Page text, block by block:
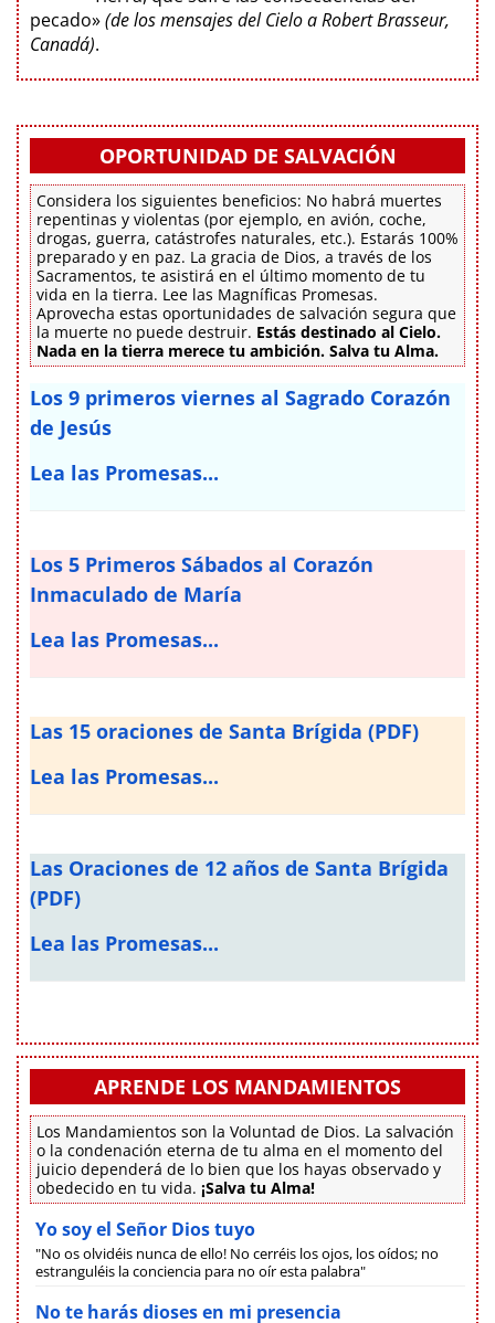
pecado»(de los mensajes del Cielo a Robert Brasseur,
Canadá).
OPORTUNIDAD DE SALVACIÓN
Considera los siguientes beneficios: No habrá muertes
repentinas y violentas (por ejemplo, en avión, coche,
drogas, guerra, catástrofes naturales, etc.). Estarás 100%
preparado y en paz. La gracia de Dios, a través de los
Sacramentos, te asistirá en el último momento de tu
vida en la tierra. Lee las Magníficas Promesas.
Aprovecha estas oportunidades de salvación segura que
la muerte no puede destruir. Estás destinado al Cielo.
Nada en la tierra merece tu ambición. Salva tu Alma.
Los 9 primeros viernes al Sagrado Corazón
de Jesús
Lea las Promesas...
Los 5 Primeros Sábados al Corazón
Inmaculado de María
Lea las Promesas...
Las 15 oraciones de Santa Brígida (PDF)
Lea las Promesas...
Las Oraciones de 12 años de Santa Brígida
(PDF)
Lea las Promesas...
APRENDE LOS MANDAMIENTOS
Los Mandamientos son la Voluntad de Dios. La salvación
o la condenación eterna de tu alma en el momento del
juicio dependerá de lo bien que los hayas observado y
obedecido en tu vida. ¡Salva tu Alma!
Yo soy el Señor Dios tuyo
"No os olvidéis nunca de ello! No cerréis los ojos, los oídos; no
estranguléis la conciencia para no oír esta palabra"
No te harás dioses en mi presencia